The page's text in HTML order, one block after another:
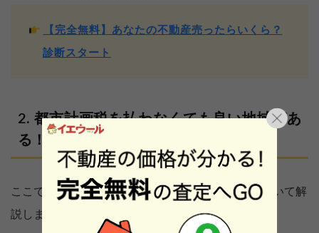
【完全無料】あなたの不動産売ったらいくら？
診断スタート
都市計画税を払わなくても良い地域があ
る！
ここでは、都市計画税を払わなくても良い地域について解
説します。